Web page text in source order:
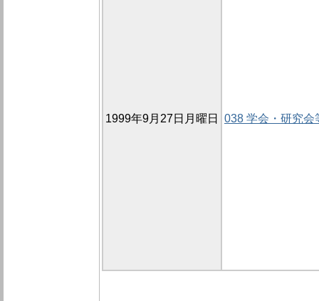
1999年9月27日月曜日 038 学会・研究会